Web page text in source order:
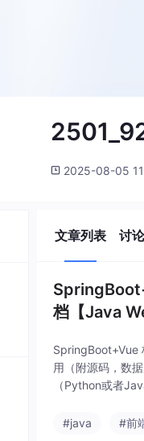
2025-08-05
文章列表 讨
档【Java
SpringBoot+Vue
用（附源码，数
（Python或者
#java #前